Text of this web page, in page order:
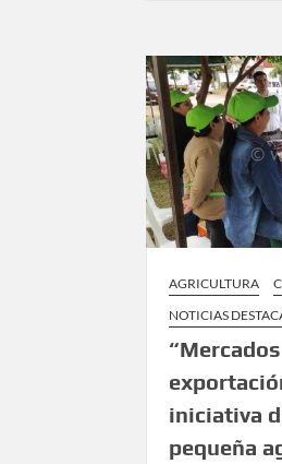
AGRICULTURA
NOTICIAS
iniciativa
pequeña